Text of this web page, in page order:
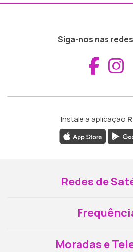
Siga-nos nas
Instale a aplicação
Redes de
Moradas e